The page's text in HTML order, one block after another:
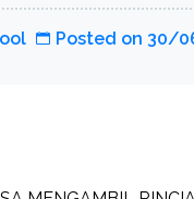
Posted on 30/